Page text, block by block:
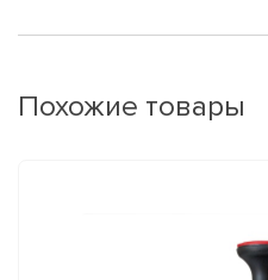
Похожие товары